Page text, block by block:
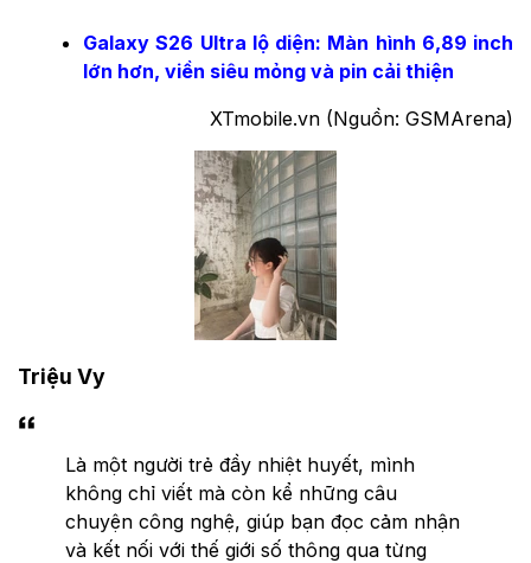
Galaxy S26 Ultra lộ diện: Màn hình 6,89 inch
lớn hơn, viền siêu mỏng và pin cải thiện
XTmobile.vn (Nguồn: GSMArena)
Triệu Vy
Là một người trẻ đầy nhiệt huyết, mình
không chỉ viết mà còn kể những câu
chuyện công nghệ, giúp bạn đọc cảm nhận
và kết nối với thế giới số thông qua từng